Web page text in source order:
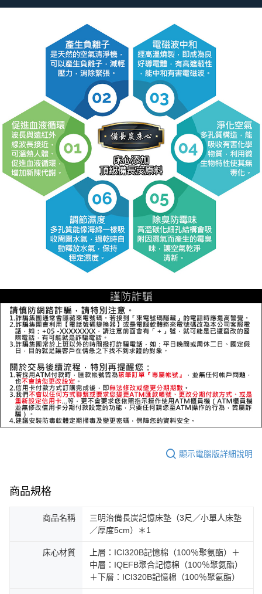
顯示電腦版詳細說明
商品規格
商品名稱
三明治備長炭記憶床墊（3尺／小單人床墊
／厚度5cm）＊1
床心材質
上層：ICI320B記憶棉（100％聚氨酯）＋
中層：IQEFB聚合記憶棉（100％聚氨酯）
＋下層：ICI320B記憶棉（100％聚氨酯）